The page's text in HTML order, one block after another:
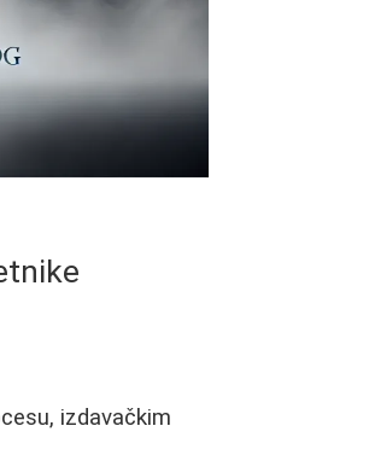
izdavačkim